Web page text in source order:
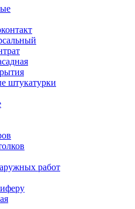
штукатурки
работ